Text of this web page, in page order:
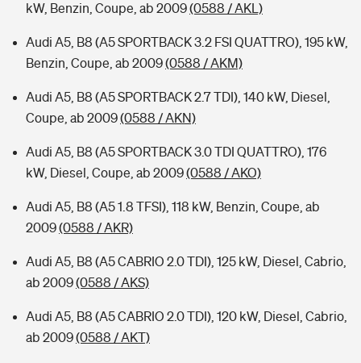
kW, Benzin, Coupe, ab 2009(0588 / AKL)
Audi A5, B8 (A5 SPORTBACK 3.2 FSI QUATTRO), 195 kW,
Benzin, Coupe, ab 2009(0588 / AKM)
Audi A5, B8 (A5 SPORTBACK 2.7 TDI), 140 kW, Diesel,
Coupe, ab 2009(0588 / AKN)
Audi A5, B8 (A5 SPORTBACK 3.0 TDI QUATTRO), 176
kW, Diesel, Coupe, ab 2009(0588 / AKO)
Audi A5, B8 (A5 1.8 TFSI), 118 kW, Benzin, Coupe, ab
2009(0588 / AKR)
Audi A5, B8 (A5 CABRIO 2.0 TDI), 125 kW, Diesel, Cabrio,
ab 2009(0588 / AKS)
Audi A5, B8 (A5 CABRIO 2.0 TDI), 120 kW, Diesel, Cabrio,
ab 2009(0588 / AKT)